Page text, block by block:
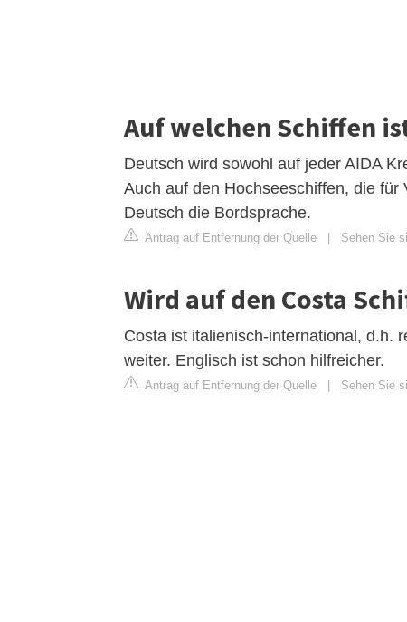
Auf welchen Schiffen
Deutsch wird sowohl auf jeder AIDA
Auch auf den Hochseeschiffen, die
Deutsch die Bordsprache.
Antrag auf Entfernung der Quelle Sehen Sie
Wird auf den Costa
Costa ist italienisch-international, d.h.
weiter. Englisch ist schon hilfreicher.
Antrag auf Entfernung der Quelle Sehen Sie